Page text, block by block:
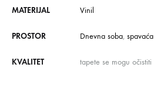
MATERIJAL Vinil
PROSTOR Dnevna soba,
KVALITET tapete se mogu očistiti